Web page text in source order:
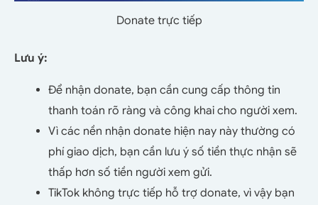
Donate trực tiếp
Lưu ý:
Để nhận donate, bạn cần cung cấp thông tin
thanh toán rõ ràng và công khai cho người xem.
Vì các nền nhận donate hiện nay này thường có
phí giao dịch, bạn cần lưu ý số tiền thực nhận sẽ
thấp hơn số tiền người xem gửi.
TikTok không trực tiếp hỗ trợ donate, vì vậy bạn